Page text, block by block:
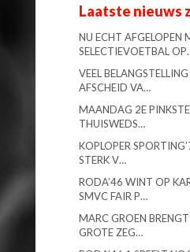
Laatste nieuws
NU ECHT AFGELOPEN
SELECTIEVOETBAL
VEEL
AFSCHEID VA…
MAANDAG 2E
THUISWEDS…
KOPLOPER
STERK V…
RODA’46 WINT OP
SMVC FAIR P…
MARC GROEN
GROTE ZEG…